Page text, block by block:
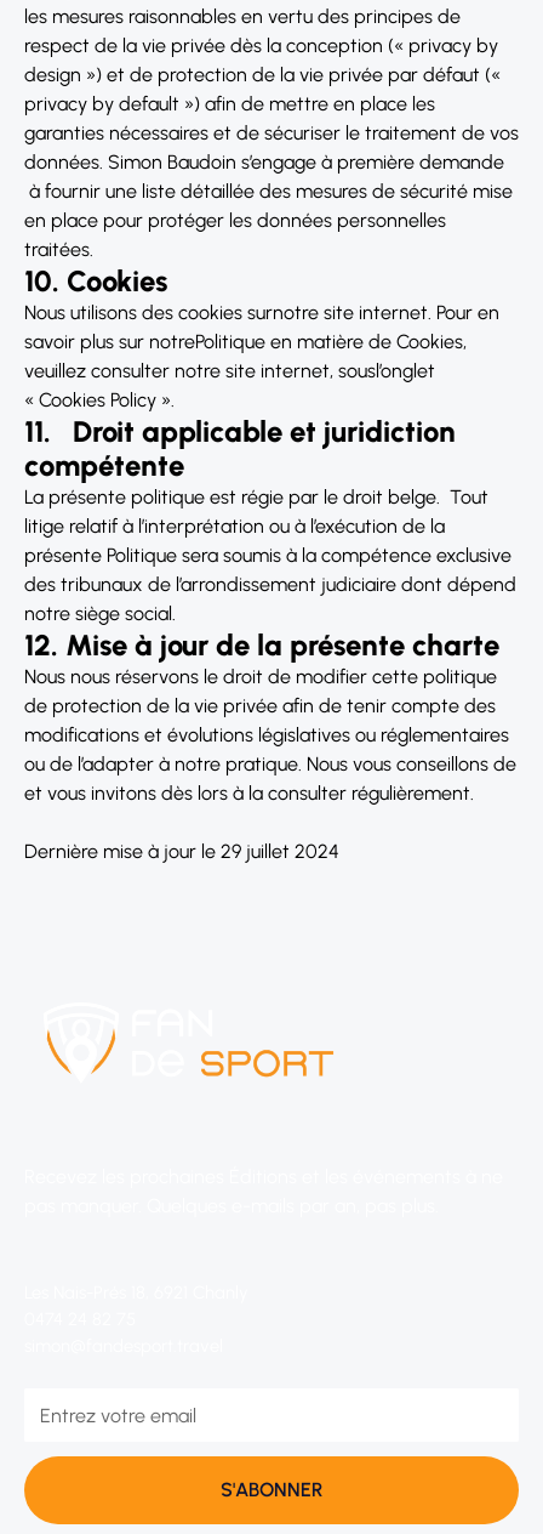
les mesures raisonnables en vertu des principes de
respect de la vie privée dès la conception (« privacy by
design ») et de protection de la vie privée par défaut («
privacy by default ») afin de mettre en place les
garanties nécessaires et de sécuriser le traitement de vos
données. Simon Baudoin s’engage à première demande
à fournir une liste détaillée des mesures de sécurité mise
en place pour protéger les données personnelles
traitées.
10. Cookies
Nous utilisons des cookies surnotre site internet. Pour en
savoir plus sur notrePolitique en matière de Cookies,
veuillez consulter notre site internet, sousl’onglet
« Cookies Policy ».
11. Droit applicable et juridiction
compétente
La présente politique est régie par le droit belge. Tout
litige relatif à l’interprétation ou à l’exécution de la
présente Politique sera soumis à la compétence exclusive
des tribunaux de l’arrondissement judiciaire dont dépend
notre siège social.
12. Mise à jour de la présente charte
Nous nous réservons le droit de modifier cette politique
de protection de la vie privée afin de tenir compte des
modifications et évolutions législatives ou réglementaires
ou de l’adapter à notre pratique. Nous vous conseillons de
et vous invitons dès lors à la consulter régulièrement.
Dernière mise à jour le 29 juillet 2024